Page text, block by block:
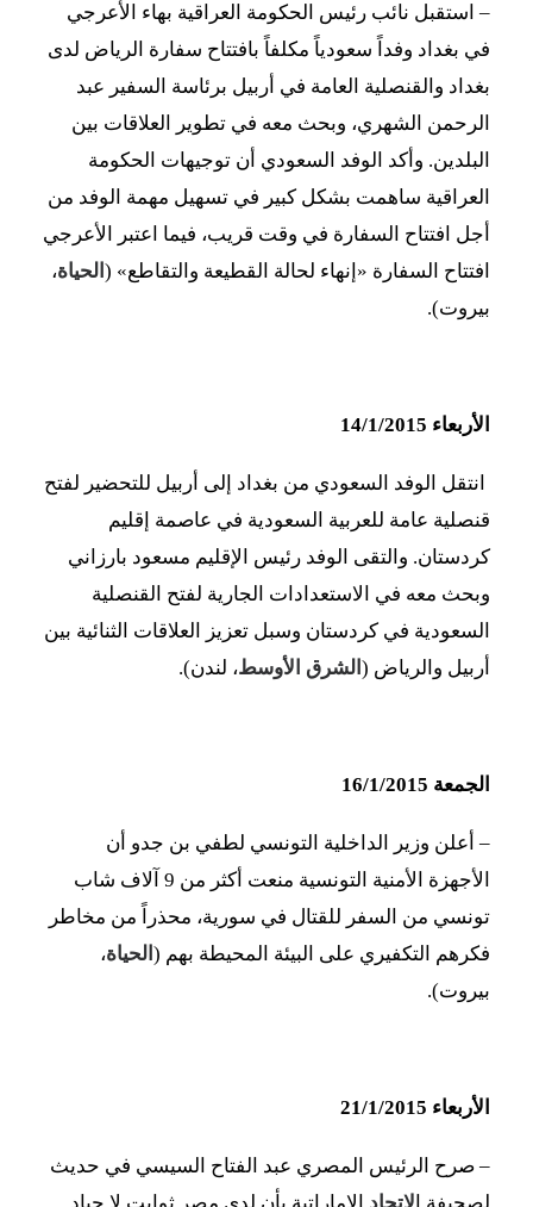
– استقبل نائب رئيس الحكومة العراقية بهاء الأعرجي
في بغداد وفداً سعودياً مكلفاً بافتتاح سفارة الرياض لدى
بغداد والقنصلية العامة في أربيل برئاسة السفير عبد
الرحمن الشهري، وبحث معه في تطوير العلاقات بين
البلدين. وأكد الوفد السعودي أن توجيهات الحكومة
العراقية ساهمت بشكل كبير في تسهيل مهمة الوفد من
أجل افتتاح السفارة في وقت قريب، فيما اعتبر الأعرجي
افتتاح السفارة «إنهاء لحالة القطيعة والتقاطع» ( الحياة،
بيروت).
الأربعاء 14/1/2015
انتقل الوفد السعودي من بغداد إلى أربيل للتحضير لفتح
قنصلية عامة للعربية السعودية في عاصمة إقليم
كردستان. والتقى الوفد رئيس الإقليم مسعود بارزاني
وبحث معه في الاستعدادات الجارية لفتح القنصلية
السعودية في كردستان وسبل تعزيز العلاقات الثنائية بين
أربيل والرياض ( الشرق الأوسط، لندن).
الجمعة 16/1/2015
– أعلن وزير الداخلية التونسي لطفي بن جدو أن
الأجهزة الأمنية التونسية منعت أكثر من 9 آلاف شاب
تونسي من السفر للقتال في سورية، محذراً من مخاطر
فكرهم التكفيري على البيئة المحيطة بهم ( الحياة،
بيروت).
الأربعاء 21/1/2015
– صرح الرئيس المصري عبد الفتاح السيسي في حديث